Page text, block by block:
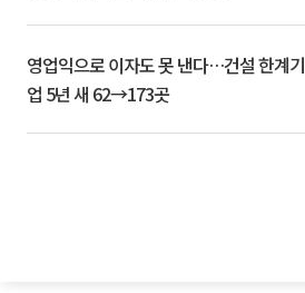
영업익으로 이자도 못 낸다…건설 한계기
업 5년 새 62→173곳